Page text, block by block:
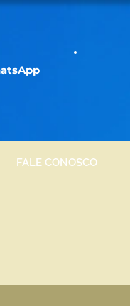
FALE CONOSCO